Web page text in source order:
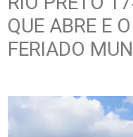
QUE ABRE E
FERIADO